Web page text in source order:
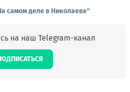
самом деле в Николаеве"
на наш Telegram-канал